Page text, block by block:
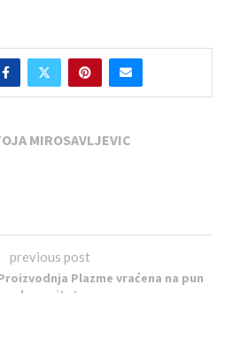
MIROSAVLJEVIC
previous post
Plazme vraćena na pun
kapacitet